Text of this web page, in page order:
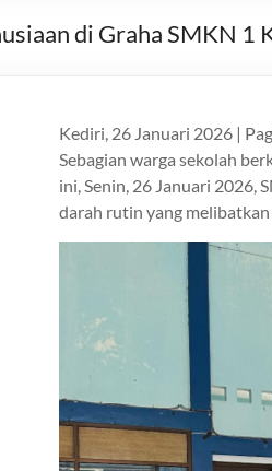
di Graha SMKN 1
Kediri, 26 Januari 2026 |
Sebagian warga sekolah
ini, Senin, 26 Januari 2026,
darah rutin yang melibatkan